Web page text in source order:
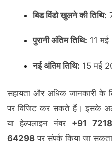
बिड विंडो खुलने की तिथि:
पुरानी अंतिम तिथि: 11 मई
नई अंतिम तिथि: 15 मई
सहायता और अधिक जानकारी के
पर विजिट कर सकते हैं। इसके
या हेल्पलाइन नंबर +91
64298 पर संपर्क किया जा